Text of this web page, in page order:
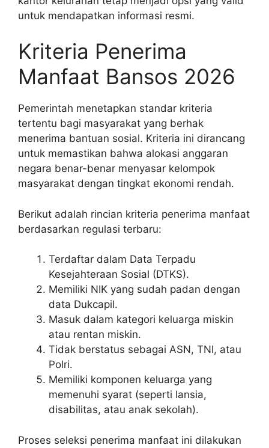
untuk mendapatkan informasi resmi.
Kriteria Penerima
Manfaat Bansos 2026
Pemerintah menetapkan standar kriteria
tertentu bagi masyarakat yang berhak
menerima bantuan sosial. Kriteria ini dirancang
untuk memastikan bahwa alokasi anggaran
negara benar-benar menyasar kelompok
masyarakat dengan tingkat ekonomi rendah.
Berikut adalah rincian kriteria penerima manfaat
berdasarkan regulasi terbaru:
Terdaftar dalam Data Terpadu
Kesejahteraan Sosial (DTKS).
Memiliki NIK yang sudah padan dengan
data Dukcapil.
Masuk dalam kategori keluarga miskin
atau rentan miskin.
Tidak berstatus sebagai ASN, TNI, atau
Polri.
Memiliki komponen keluarga yang
memenuhi syarat (seperti lansia,
disabilitas, atau anak sekolah).
Proses seleksi penerima manfaat ini dilakukan